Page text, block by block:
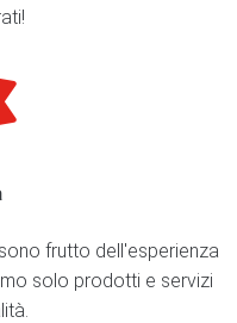
frutto dell'esperienza
solo prodotti e servizi